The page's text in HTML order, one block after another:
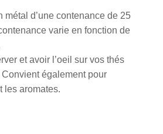
métal d’une contenance de 25
varie en fonction de
et avoir l’oeil sur vos thés
également pour
les aromates.